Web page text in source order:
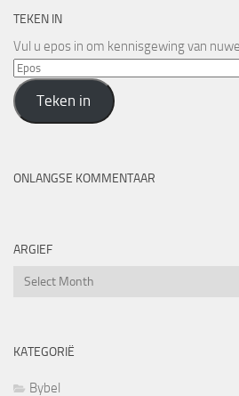
TEKEN IN
Vul u epos in om kennisgewing van
Epos
Teken in
ONLANGSE KOMMENTAAR
ARGIEF
Argief
KATEGORIË
Bybel